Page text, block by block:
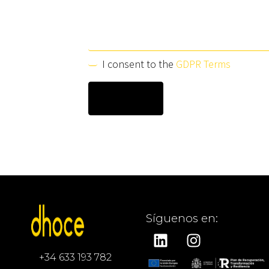
I consent to the GDPR Terms
+34 633 193 782
Síguenos en: